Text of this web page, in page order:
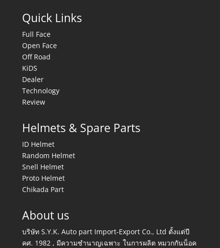
Quick Links
Full Face
Open Face
Off Road
KiDS
Dealer
Technology
Review
Helmets & Spare Parts
ID Helmet
Random Helmet
Snell Helmet
Proto Helmet
Chikada Part
About us
บริษัท S.Y.K. Auto part Import-Export Co., Ltd ตั้งแต่ปี
คศ. 1982 , มีความชำนาญเฉพาะ ในการผลิต หมวกกันน็อค